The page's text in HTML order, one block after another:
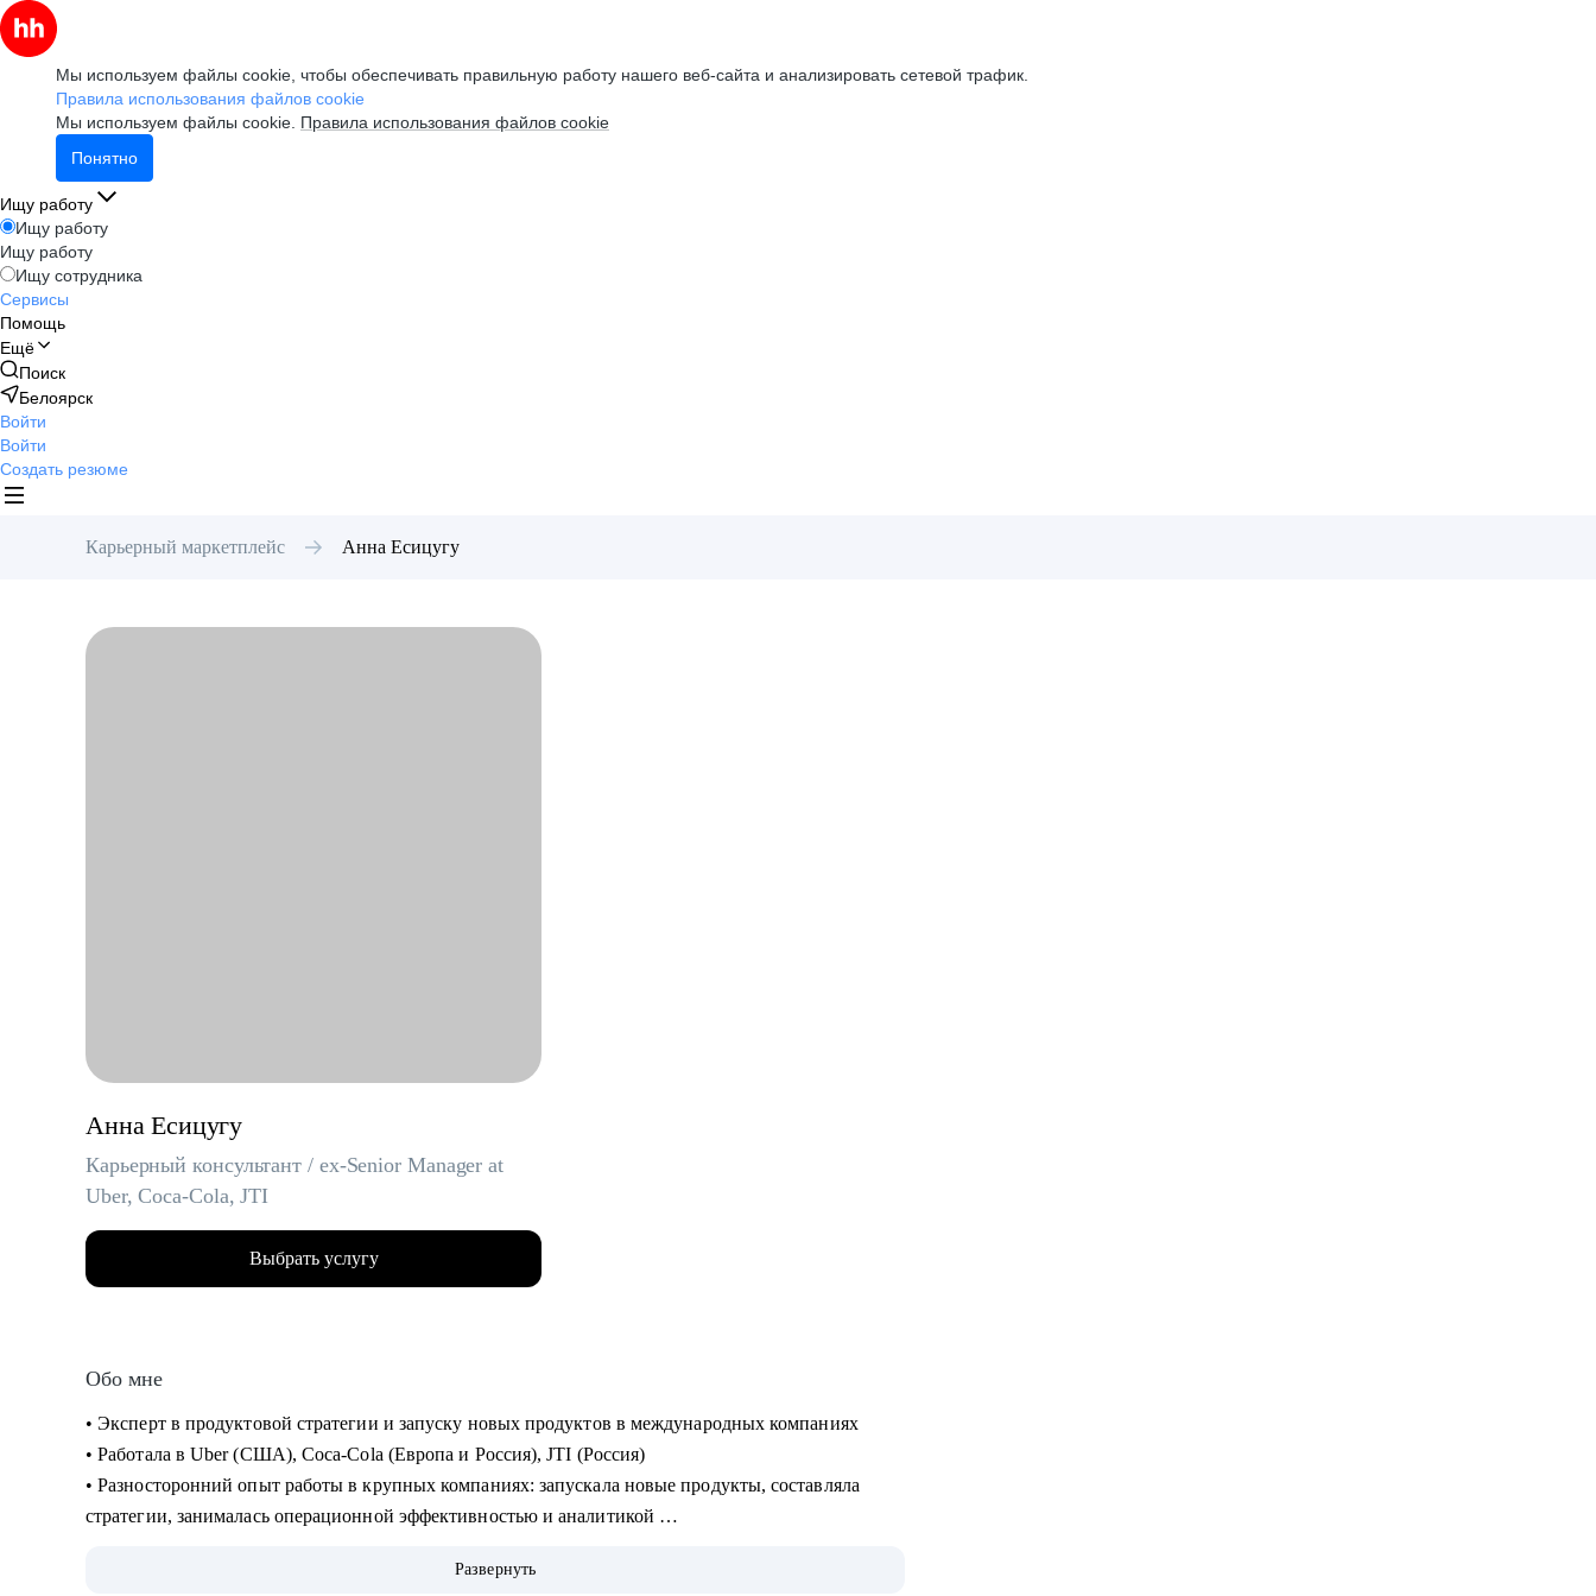
Мы используем файлы cookie, чтобы обеспечивать правильную работу нашего веб-сайта и анализировать сетевой трафик.
Правила использования файлов cookie
Мы используем файлы cookie. Правила использования файлов cookie
Понятно
Ищу работу
Ищу работу
Ищу работу
Ищу сотрудника
Сервисы
Помощь
Ещё
Поиск
Белоярск
Войти
Войти
Создать резюме
Карьерный маркетплейс Анна Есицугу
Анна Есицугу
Карьерный консультант / ex-Senior Manager at
Uber, Coca-Cola, JTI
Выбрать услугу
Обо мне
• Эксперт в продуктовой стратегии и запуску новых продуктов в международных компаниях
• Работала в Uber (США), Coca-Cola (Европа и Россия), JTI (Россия)
• Разносторонний опыт работы в крупных компаниях: запускала новые продукты, составляла
стратегии, занималась операционной эффективностью и аналитикой
дарксторов для линии косметики Дженнифер Энистон на Uber Eats
Развернуть